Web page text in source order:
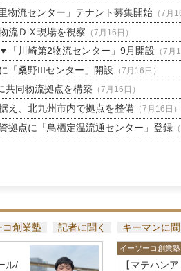
物流センター」テナント募集開始（7月
流ＤＸ現場を視察 （7月16日）
「川崎第2物流センター」9月開設 （7月
「桑野IIIセンター」開設 （7月16日）
共同物流拠点を構築（7月16日）
え、北九州市内で拠点を整備（7月16日）
拠点に「鳥栖定温流通センター」登録
コ創業塾 記者に聞く キーマンに
ル/
イーソーコ創業塾
【マテハン